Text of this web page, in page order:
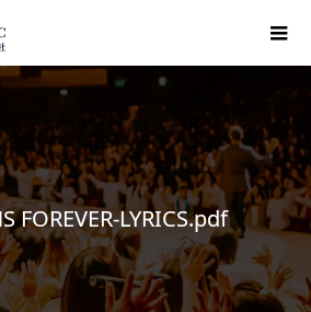
FOREVER-LYRICS.pdf